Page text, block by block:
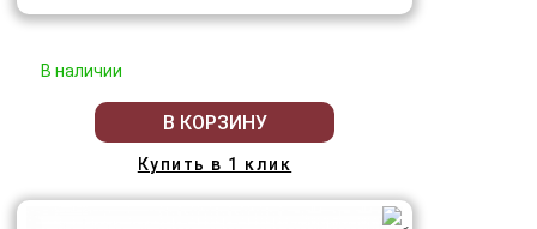
В наличии
В КОРЗИНУ
Купить в 1 клик